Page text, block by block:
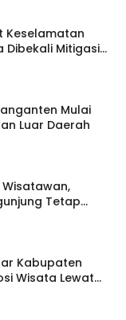
Keselamatan
Dibekali Mitigasi
Mulai
Luar Daerah
Tetap
Kabupaten
Wisata Lewat